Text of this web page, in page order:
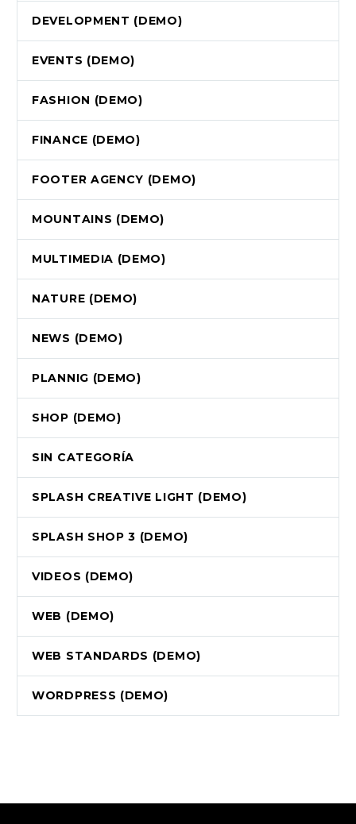
DEVELOPMENT (DEMO)
EVENTS (DEMO)
FASHION (DEMO)
FINANCE (DEMO)
FOOTER AGENCY (DEMO)
MOUNTAINS (DEMO)
MULTIMEDIA (DEMO)
NATURE (DEMO)
NEWS (DEMO)
PLANNIG (DEMO)
SHOP (DEMO)
SIN CATEGORÍA
SPLASH CREATIVE LIGHT (DEMO)
SPLASH SHOP 3 (DEMO)
VIDEOS (DEMO)
WEB (DEMO)
WEB STANDARDS (DEMO)
WORDPRESS (DEMO)